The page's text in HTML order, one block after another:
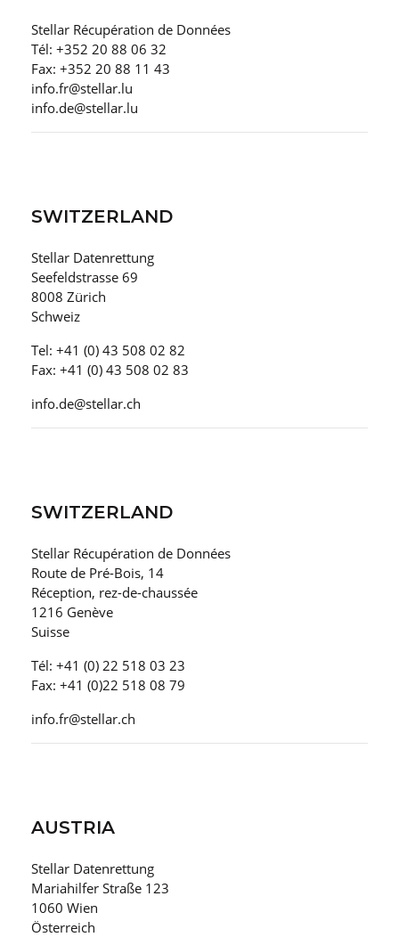
Stellar Récupération de Données
Tél: +352 20 88 06 32
Fax: +352 20 88 11 43
info.fr@stellar.lu
info.de@stellar.lu
SWITZERLAND
Stellar Datenrettung
Seefeldstrasse 69
8008 Zürich
Schweiz
Tel: +41 (0) 43 508 02 82
Fax: +41 (0) 43 508 02 83
info.de@stellar.ch
SWITZERLAND
Stellar Récupération de Données
Route de Pré-Bois, 14
Réception, rez-de-chaussée
1216 Genève
Suisse
Tél: +41 (0) 22 518 03 23
Fax: +41 (0)22 518 08 79
info.fr@stellar.ch
AUSTRIA
Stellar Datenrettung
Mariahilfer Straße 123
1060 Wien
Österreich